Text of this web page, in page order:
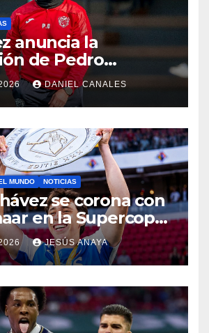
anuncia la
de Pedro
DANIEL CANALES
MUNDO NOTICIAS
se corona con
en la Supercopa
BajosJESÚS ANAYA